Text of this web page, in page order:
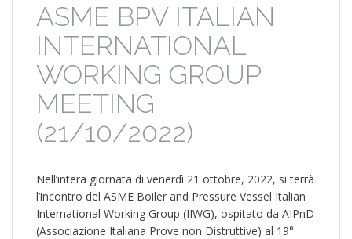
ASME BPV ITALIAN
INTERNATIONAL
WORKING GROUP
MEETING
(21/10/2022)
Nell’intera giornata di venerdì 21 ottobre, 2022, si terrà
l’incontro del ASME Boiler and Pressure Vessel Italian
International Working Group (IIWG), ospitato da AIPnD
(Associazione Italiana Prove non Distruttive) al 19°